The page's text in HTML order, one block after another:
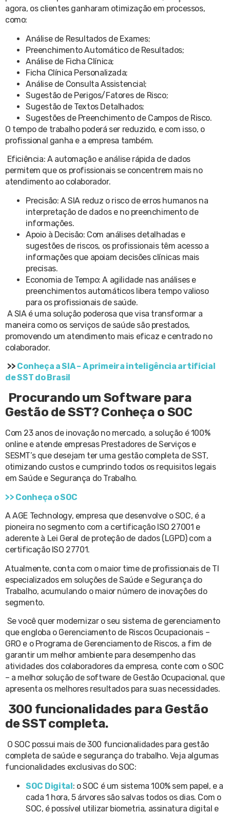
agora, os clientes ganharam otimização em processos,
como:
Análise de Resultados de Exames;
Preenchimento Automático de Resultados;
Análise de Ficha Clínica;
Ficha Clínica Personalizada;
Análise de Consulta Assistencial;
Sugestão de Perigos/Fatores de Risco;
Sugestão de Textos Detalhados;
Sugestões de Preenchimento de Campos de Risco.
O tempo de trabalho poderá ser reduzido, e com isso, o
profissional ganha e a empresa também.
Eficiência: A automação e análise rápida de dados
permitem que os profissionais se concentrem mais no
atendimento ao colaborador.
Precisão: A SIA reduz o risco de erros humanos na
interpretação de dados e no preenchimento de
informações.
Apoio à Decisão: Com análises detalhadas e
sugestões de riscos, os profissionais têm acesso a
informações que apoiam decisões clínicas mais
precisas.
Economia de Tempo: A agilidade nas análises e
preenchimentos automáticos libera tempo valioso
para os profissionais de saúde.
A SIA é uma solução poderosa que visa transformar a
maneira como os serviços de saúde são prestados,
promovendo um atendimento mais eficaz e centrado no
colaborador.
>> Conheça a SIA – A primeira inteligência artificial
de SST do Brasil
Procurando um Software para
Gestão de SST? Conheça o SOC
Com 23 anos de inovação no mercado, a solução é 100%
online e atende empresas Prestadores de Serviços e
SESMT’s que desejam ter uma gestão completa de SST,
otimizando custos e cumprindo todos os requisitos legais
em Saúde e Segurança do Trabalho.
>> Conheça o SOC
A AGE Technology, empresa que desenvolve o SOC, é a
pioneira no segmento com a certificação ISO 27001 e
aderente à Lei Geral de proteção de dados (LGPD) com a
certificação ISO 27701.
Atualmente, conta com o maior time de profissionais de TI
especializados em soluções de Saúde e Segurança do
Trabalho, acumulando o maior número de inovações do
segmento.
Se você quer modernizar o seu sistema de gerenciamento
que engloba o Gerenciamento de Riscos Ocupacionais –
GRO e o Programa de Gerenciamento de Riscos, a fim de
garantir um melhor ambiente para desempenho das
atividades dos colaboradores da empresa, conte com o SOC
– a melhor solução de software de Gestão Ocupacional, que
apresenta os melhores resultados para suas necessidades.
300 funcionalidades para Gestão
de SST completa.
O SOC possui mais de 300 funcionalidades para gestão
completa de saúde e segurança do trabalho. Veja algumas
funcionalidades exclusivas do SOC:
SOC Digital: o SOC é um sistema 100% sem papel, e a
cada 1 hora, 5 árvores são salvas todos os dias. Com o
SOC, é possível utilizar biometria, assinatura digital e